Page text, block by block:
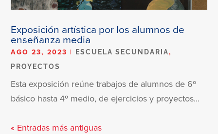
Exposición artística por los alumnos de
enseñanza media
AGO 23, 2023 | ESCUELA SECUNDARIA,
PROYECTOS
Esta exposición reúne trabajos de alumnos de 6º
básico hasta 4º medio, de ejercicios y proyectos...
« Entradas más antiguas